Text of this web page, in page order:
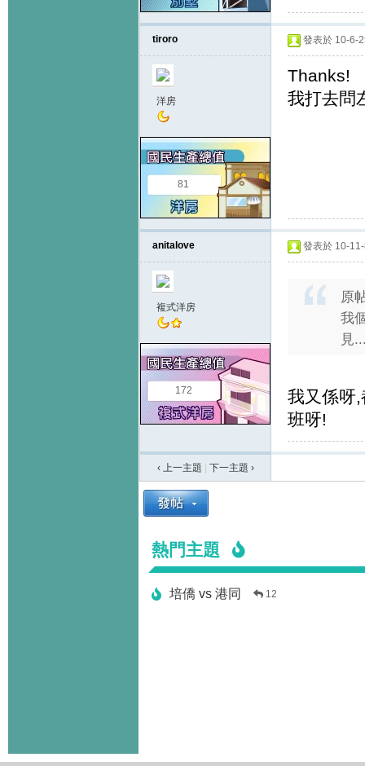
tiroro
洋房
81
發表於 10-6-
Thanks!
我打去問
anitalove
複式洋房
172
發表於 10-
原
我
見
我又係呀
班呀!
‹ 上一主題 下一主題 ›
熱門主題
培僑 vs 港同 12